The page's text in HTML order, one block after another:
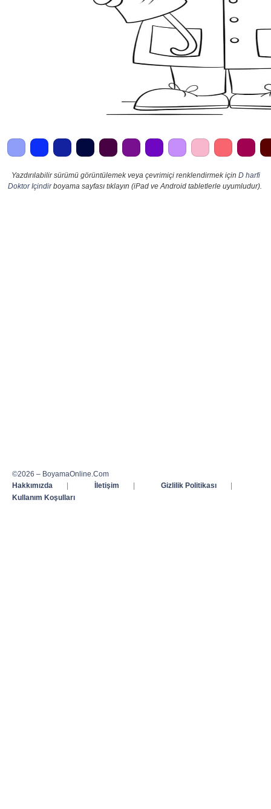
Yazdırılabilir sürümü görüntülemek veya çevrimiçi renklendirmek için D harfi
Doktor Içindirboyama sayfası tıklayın (iPad ve Android tabletlerle uyumludur).
©2026 – BoyamaOnline.Com
Hakkımızda
| İletişim | Gizlilik Politikası
|
Kullanım Koşulları